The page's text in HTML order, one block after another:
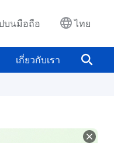
บนมือถือ ไทย
เกี่ยวกับเรา